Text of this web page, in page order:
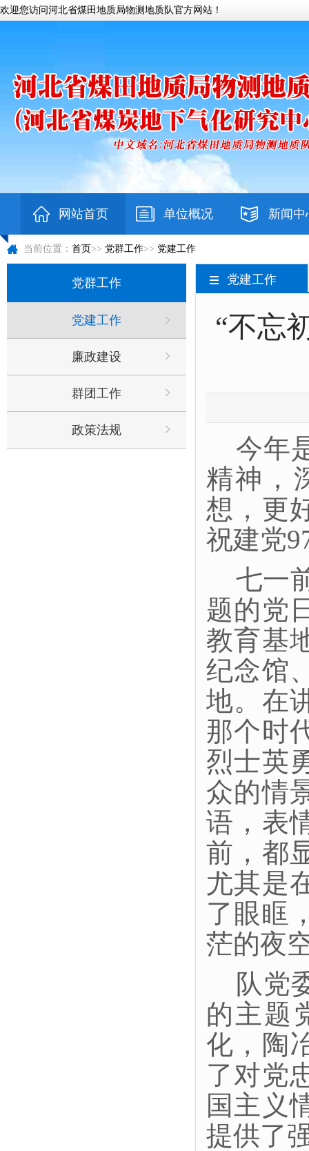
欢迎您访问河北省煤田地质局物测地质队官方网站！
网站首页 单位概况 新闻中
当前位置： 首页>> 党群工作>> 党建工作
党群工作
党建工作
廉政建设
群团工作
政策法规
党建工作
“不忘
今年
精神，
想，更
祝建党
七一
题的党
教育基
纪念馆
地。在
那个时
烈士英
众的情
语，表
前，都
尤其是
了眼眶
茫的夜
队党
的主题
化，陶
了对党
国主义
提供了